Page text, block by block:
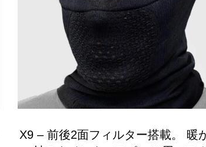
X9 – 前後2面フィルター搭載。 暖